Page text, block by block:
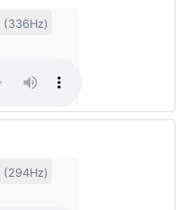
(336Hz)
(294Hz)